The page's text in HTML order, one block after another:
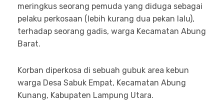
meringkus seorang pemuda yang diduga sebagai
pelaku perkosaan (lebih kurang dua pekan lalu),
terhadap seorang gadis, warga Kecamatan Abung
Barat.
Korban diperkosa di sebuah gubuk area kebun
warga Desa Sabuk Empat, Kecamatan Abung
Kunang, Kabupaten Lampung Utara.